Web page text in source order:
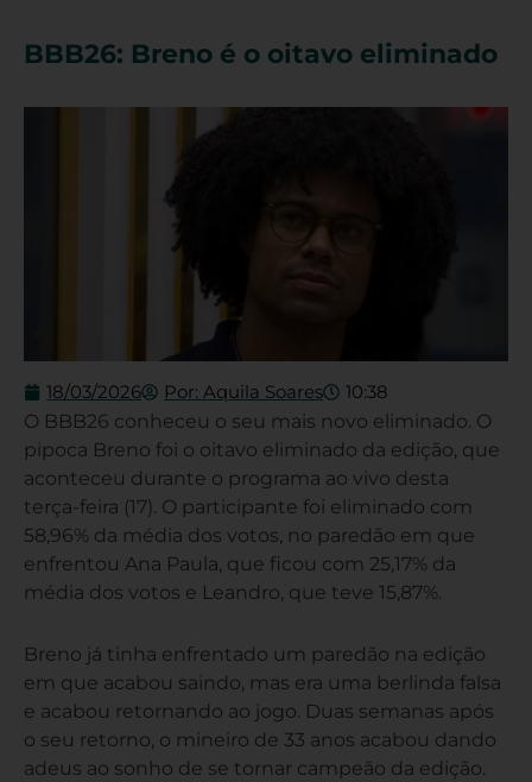
BBB26: Breno é o oitavo eliminado
18/03/2026 Por: Aquila Soares 10:38
O BBB26 conheceu o seu mais novo eliminado. O
pipoca Breno foi o oitavo eliminado da edição, que
aconteceu durante o programa ao vivo desta
terça-feira (17). O participante foi eliminado com
58,96% da média dos votos, no paredão em que
enfrentou Ana Paula, que ficou com 25,17% da
média dos votos e Leandro, que teve 15,87%.
Breno já tinha enfrentado um paredão na edição
em que acabou saindo, mas era uma berlinda falsa
e acabou retornando ao jogo. Duas semanas após
o seu retorno, o mineiro de 33 anos acabou dando
adeus ao sonho de se tornar campeão da edição.